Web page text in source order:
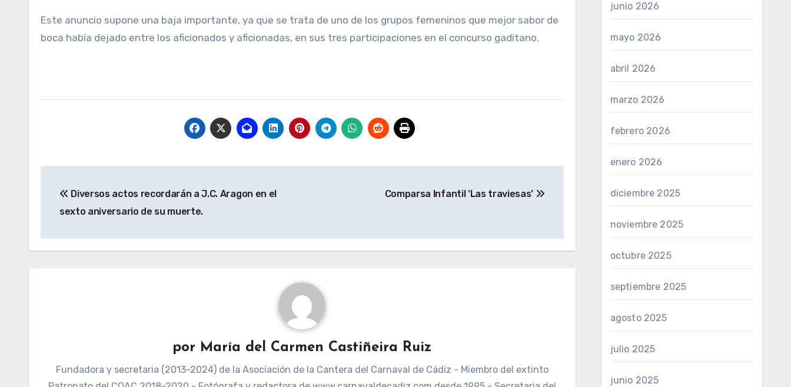
Este anuncio supone una baja importante, ya que se trata de uno de los grupos femeninos que mejor sabor de
boca había dejado entre los aficionados y aficionadas, en sus tres participaciones en el concurso gaditano.
de
Diversos actos recordarán a J.C. Aragon en el
sexto aniversario de su muerte.
Comparsa Infantil ‘Las traviesas’
por María del Carmen Castiñeira Ruiz
Fundadora y secretaria (2013-2024) de la Asociación de la Cantera del Carnaval de Cádiz - Miembro del extinto
junio 2026
mayo 2026
abril 2026
marzo 2026
febrero 2026
enero 2026
diciembre 2025
noviembre 2025
octubre 2025
septiembre 2025
agosto 2025
julio 2025
junio 2025